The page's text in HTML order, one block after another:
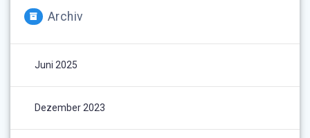
Archiv
Juni 2025
Dezember 2023